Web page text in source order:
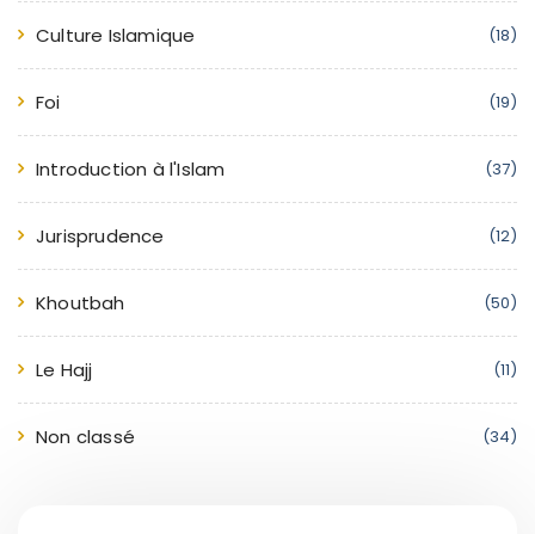
Culture Islamique (18)
Foi (19)
Introduction à l'Islam (37)
Jurisprudence (12)
Khoutbah (50)
Le Hajj (11)
Non classé (34)